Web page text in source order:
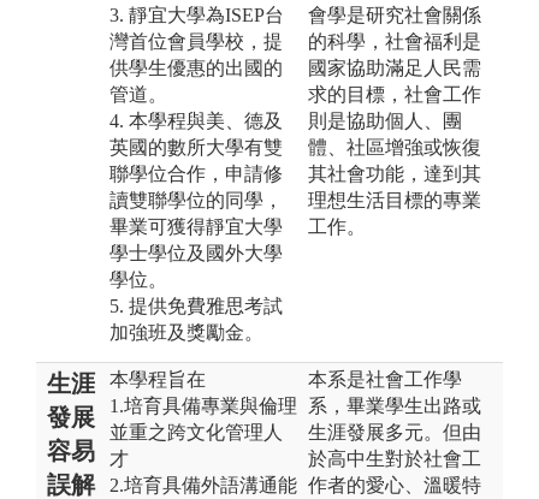
3. 靜宜大學為ISEP台
灣首位會員學校，提
供學生優惠的出國的
管道。
4. 本學程與美、德及
英國的數所大學有雙
聯學位合作，申請修
讀雙聯學位的同學，
畢業可獲得靜宜大學
學士學位及國外大學
學位。
5. 提供免費雅思考試
加強班及獎勵金。
會學是研究社會關係
的科學，社會福利是
國家協助滿足人民需
求的目標，社會工作
則是協助個人、團
體、社區增強或恢復
其社會功能，達到其
理想生活目標的專業
工作。
生涯
發展
容易
誤解
本學程旨在
1.培育具備專業與倫理
並重之跨文化管理人
才
2.培育具備外語溝通能
本系是社會工作學
系，畢業學生出路或
生涯發展多元。但由
於高中生對於社會工
作者的愛心、溫暖特